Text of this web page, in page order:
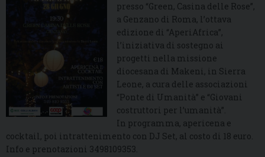
presso “Green, Casina delle Rose”,
a Genzano di Roma, l’ottava
edizione di “AperiAfrica”,
l’iniziativa di sostegno ai
progetti nella missione
diocesana di Makeni, in Sierra
Leone, a cura delle associazioni
“Ponte di Umanità” e “Giovani
costruttori per l’umanità”.
In programma, apericena e
cocktail, poi intrattenimento con DJ Set, al costo di 18 euro.
Info e prenotazioni 3498109353.